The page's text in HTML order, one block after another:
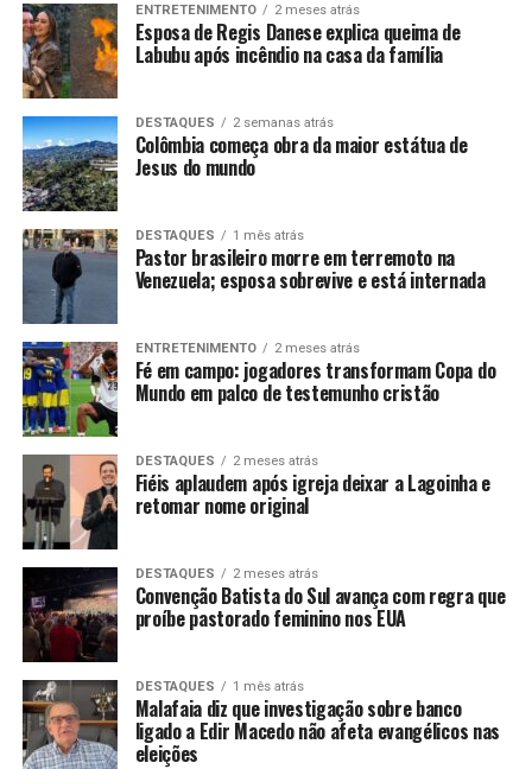
ENTRETENIMENTO 2 meses atrás
Esposa de Regis Danese explica queima de
Labubu após incêndio na casa da família
DESTAQUES 2 semanas atrás
Colômbia começa obra da maior estátua de
Jesus do mundo
DESTAQUES 1 mês atrás
Pastor brasileiro morre em terremoto na
Venezuela; esposa sobrevive e está internada
ENTRETENIMENTO 2 meses atrás
Fé em campo: jogadores transformam Copa do
Mundo em palco de testemunho cristão
DESTAQUES 2 meses atrás
Fiéis aplaudem após igreja deixar a Lagoinha e
retomar nome original
DESTAQUES 2 meses atrás
Convenção Batista do Sul avança com regra que
proíbe pastorado feminino nos EUA
DESTAQUES 1 mês atrás
Malafaia diz que investigação sobre banco
ligado a Edir Macedo não afeta evangélicos nas
eleições